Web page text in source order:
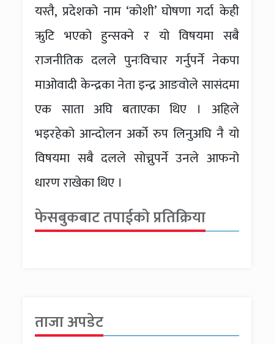
यस्तै, प्रदेशको नाम ‘कोशी’ घोषणा गर्दा केही
ऋुटि भएको हुन्सक्ने र यो विषयमा सबै
राजनीतिक दलले पुनःविचार गर्नुपर्ने नेकपा
माओवादी केन्द्रका नेता इन्द्र आङवोले सासंदमा
एक साता अघि बताएका थिए । अहिले
भइरहेको आन्दोलन अर्को रुप लिनुअघि नै यो
विषयमा सबै दलले सोच्नुपर्ने उनले आफनो
धारण राखेका थिए ।
फेसबुकबाट तपाईको प्रतिक्रिया
ताजा अपडेट